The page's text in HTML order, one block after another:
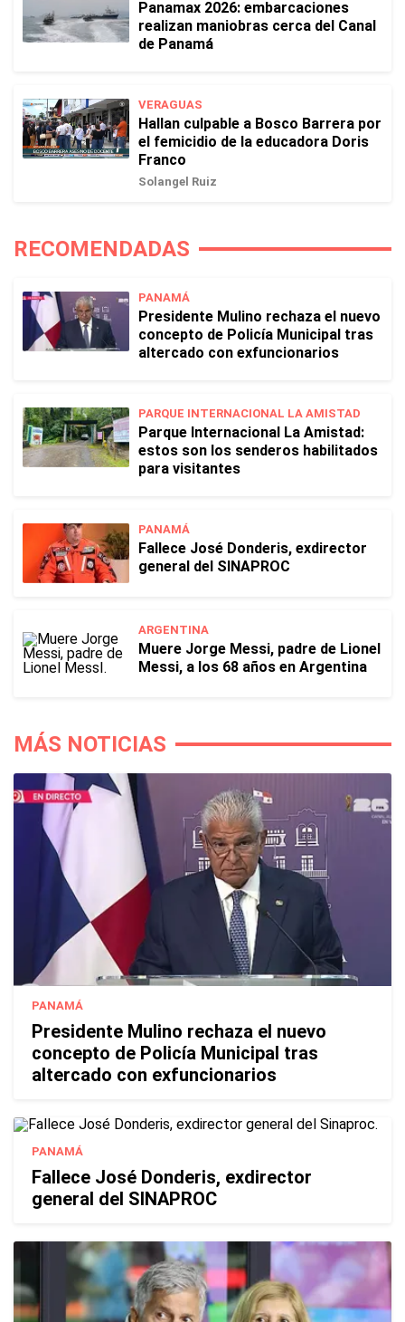
Panamax 2026: embarcaciones
realizan maniobras cerca del Canal
de Panamá
VERAGUAS
Hallan culpable a Bosco Barrera por
el femicidio de la educadora Doris
Franco
Solangel Ruiz
RECOMENDADAS
PANAMÁ
Presidente Mulino rechaza el nuevo
concepto de Policía Municipal tras
altercado con exfuncionarios
PARQUE INTERNACIONAL LA AMISTAD
Parque Internacional La Amistad:
estos son los senderos habilitados
para visitantes
PANAMÁ
Fallece José Donderis, exdirector
general del SINAPROC
ARGENTINA
Muere Jorge Messi, padre de Lionel
Messi, a los 68 años en Argentina
MÁS NOTICIAS
PANAMÁ
Presidente Mulino rechaza el nuevo
concepto de Policía Municipal tras
altercado con exfuncionarios
PANAMÁ
Fallece José Donderis, exdirector
general del SINAPROC